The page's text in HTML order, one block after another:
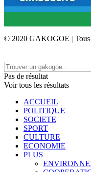
© 2020 GAKOGOE | Tous
Pas de résultat
Voir tous les résultats
ACCUEIL
POLITIQUE
SOCIETE
SPORT
CULTURE
ECONOMIE
PLUS